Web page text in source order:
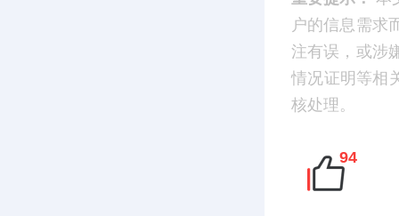
户的信息需求
注有误，或涉
情况证明等相
核处理。
94